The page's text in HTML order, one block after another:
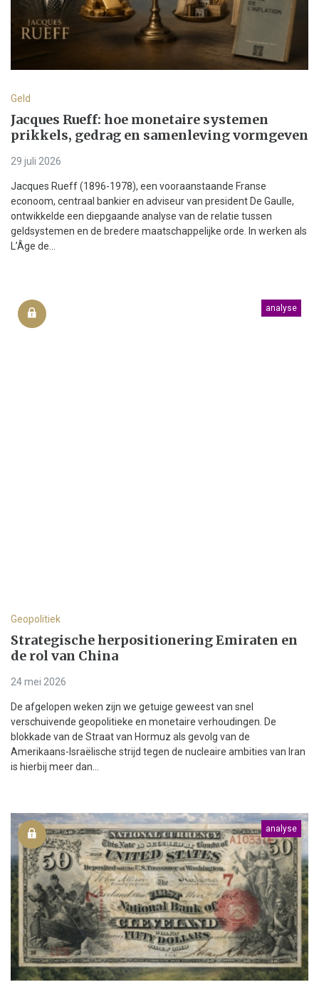
Geld
Jacques Rueff: hoe monetaire systemen
prikkels, gedrag en samenleving vormgeven
29 juli 2026
Jacques Rueff (1896-1978), een vooraanstaande Franse
econoom, centraal bankier en adviseur van president De Gaulle,
ontwikkelde een diepgaande analyse van de relatie tussen
geldsystemen en de bredere maatschappelijke orde. In werken als
L’Âge de...
analyse
Geopolitiek
Strategische herpositionering Emiraten en
de rol van China
24 mei 2026
De afgelopen weken zijn we getuige geweest van snel
verschuivende geopolitieke en monetaire verhoudingen. De
blokkade van de Straat van Hormuz als gevolg van de
Amerikaans-Israëlische strijd tegen de nucleaire ambities van Iran
is hierbij meer dan...
analyse